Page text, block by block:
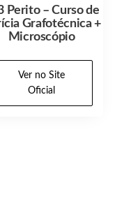
Perito – Curso de
Grafotécnica +
Microscópio
Ver no Site
Oficial